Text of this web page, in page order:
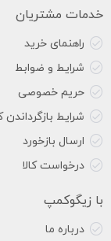
خدمات مشتریان
راهنمای خرید
شرایط و ضوابط
حریم خصوصی
شرایط بازگرداندن
ارسال بازخورد
درخواست کالا
با زیگوکمپ
درباره ما